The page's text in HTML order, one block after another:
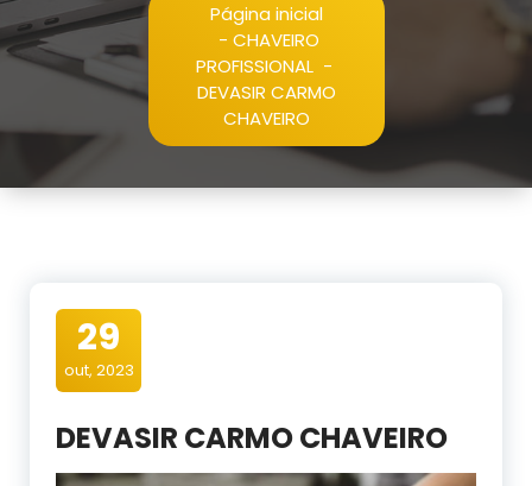
Página inicial
- CHAVEIRO
PROFISSIONAL-
DEVASIR CARMO
CHAVEIRO
29
out, 2023
DEVASIR CARMO CHAVEIRO